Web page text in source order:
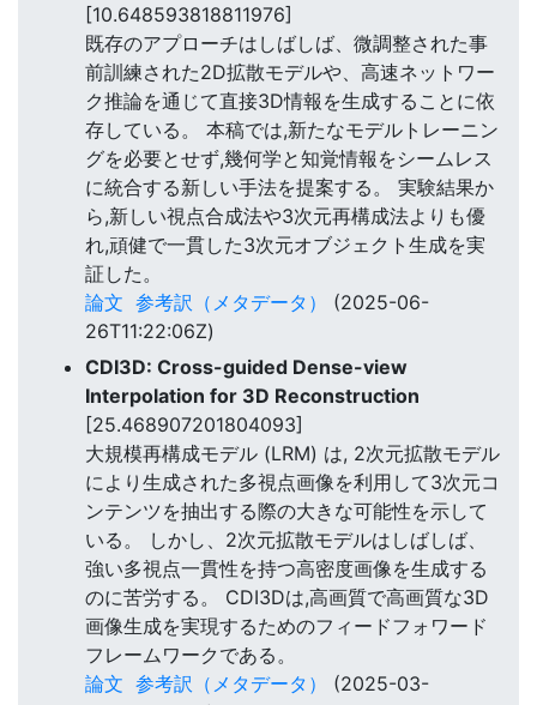
[10.648593818811976]
既存のアプローチはしばしば、微調整された事
前訓練された2D拡散モデルや、高速ネットワー
ク推論を通じて直接3D情報を生成することに依
存している。 本稿では,新たなモデルトレーニン
グを必要とせず,幾何学と知覚情報をシームレス
に統合する新しい手法を提案する。 実験結果か
ら,新しい視点合成法や3次元再構成法よりも優
れ,頑健で一貫した3次元オブジェクト生成を実
証した。
論文 参考訳（メタデータ）
(2025-06-
26T11:22:06Z)
CDI3D: Cross-guided Dense-view
Interpolation for 3D Reconstruction
[25.468907201804093]
大規模再構成モデル (LRM) は, 2次元拡散モデル
により生成された多視点画像を利用して3次元コ
ンテンツを抽出する際の大きな可能性を示して
いる。 しかし、2次元拡散モデルはしばしば、
強い多視点一貫性を持つ高密度画像を生成する
のに苦労する。 CDI3Dは,高画質で高画質な3D
画像生成を実現するためのフィードフォワード
フレームワークである。
論文 参考訳（メタデータ）
(2025-03-